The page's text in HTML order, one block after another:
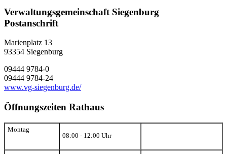
Verwaltungsgemeinschaft Siegenburg
Postanschrift
Marienplatz 13
93354 Siegenburg
09444 9784-0
09444 9784-24
www.vg-siegenburg.de/
Öffnungszeiten Rathaus
Montag
08:00 - 12:00 Uhr